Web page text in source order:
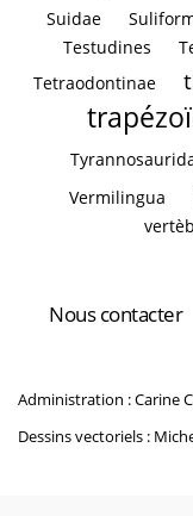
Suidae
Testudines
Tetraodontinae
Vermilingua
Nous contacter
Administration : Carine
Dessins vectoriels :